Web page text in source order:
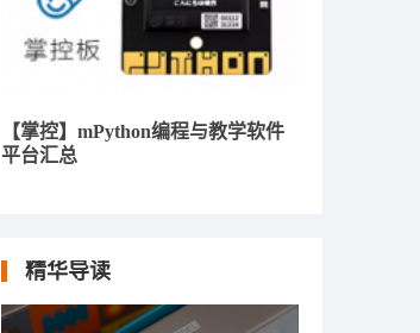
【掌控】mPython编程与教学软件
平台汇总
精华导读